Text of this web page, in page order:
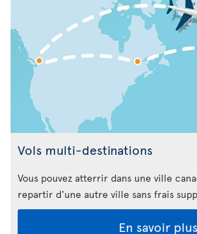
Vols multi-destinations
Vous pouvez atterrir dans une ville
repartir d'une autre ville sans frais
En savoir plus